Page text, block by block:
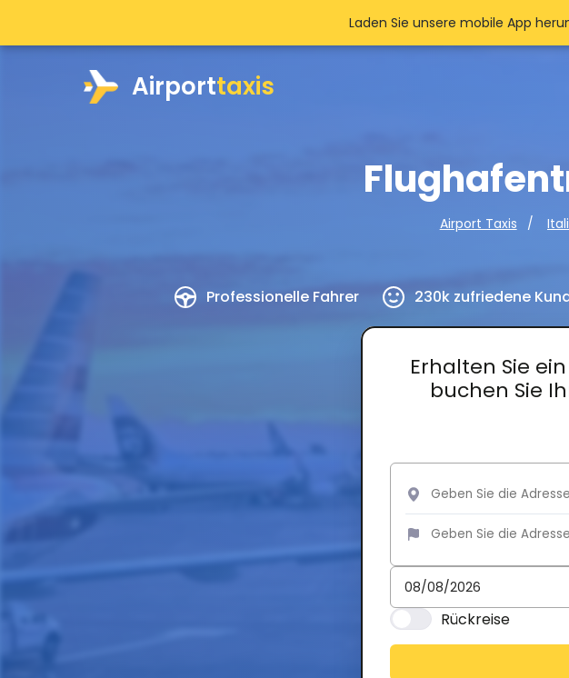
Airporttaxis
Airport Taxis
Professionelle Fahrer 230k zufriedene
Erhalten Sie
buchen Sie
Rückreise
Laden Sie unsere mobile App